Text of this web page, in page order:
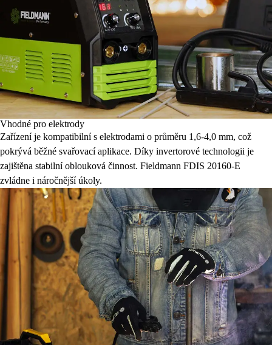
Vhodné pro elektrody
Zařízení je kompatibilní s elektrodami o průměru 1,6-4,0 mm, což
pokrývá běžné svařovací aplikace. Díky invertorové technologii je
zajištěna stabilní oblouková činnost. Fieldmann FDIS 20160-E
zvládne i náročnější úkoly.